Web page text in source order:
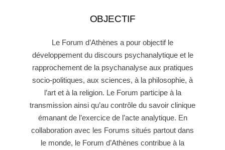
OBJECTIF
Le Forum d’Athènes a pour objectif le
développement du discours psychanalytique et le
rapprochement de la psychanalyse aux pratiques
socio-politiques, aux sciences, à la philosophie, à
l’art et à la religion. Le Forum participe à la
transmission ainsi qu’au contrôle du savoir clinique
émanant de l’exercice de l’acte analytique. En
collaboration avec les Forums situés partout dans
le monde, le Forum d’Athènes contribue à la